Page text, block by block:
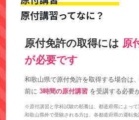
原付講習ってなに？
原付免許の取得には 原
が必要です
和歌山県で原付免許を取得する場合は
前に 3時間の原付講習 を受講する必要
※原付講習と学科試験の順番は、都道府県によって
和歌山県外で受験される方は、各都道府県の運転